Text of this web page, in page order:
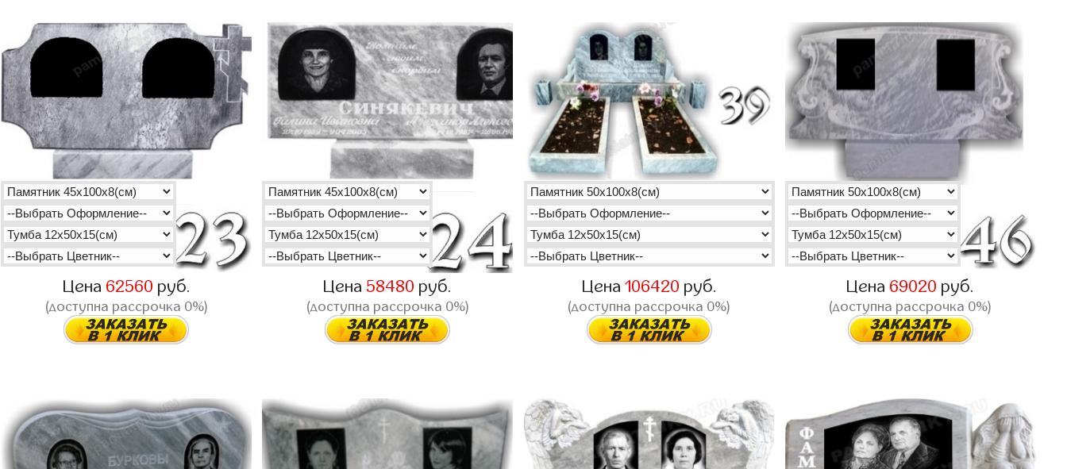
Цена 62560 руб.
(доступна рассрочка 0%)
Цена 58480 руб.
(доступна рассрочка 0%)
Цена 106420 руб.
(доступна рассрочка 0%)
Цена 69020 руб.
(доступна рассрочка 0%)